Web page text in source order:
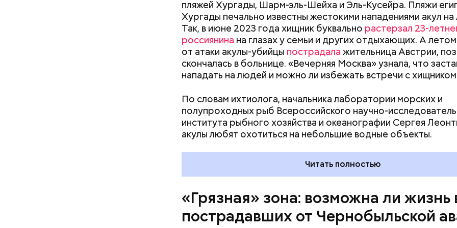
пляжей Хургады, Шарм-эль-Шейха и Эль-Кусейра. Пляжи
Хургады печально известны жестокими нападениями акул
Так, в июне 2023 года хищник буквально растерзал 23-
россиянина на глазах у семьи и других отдыхающих. А
от атаки акулы-убийцы пострадала жительница Австрии,
скончалась в больнице. «Вечерняя Москва» узнала, что
нападать на людей и можно ли избежать встречи с
По словам ихтиолога, начальника лаборатории морских и
полупроходных рыб Всероссийского научно-
института рыбного хозяйства и океанографии Сергея
акулы любят охотиться на небольшие водные объекты.
Читать полностью
«Грязная» зона: возможна ли жизнь
пострадавших от Чернобыльской
Так как расстояния большие, экскурсионные группы
первые 15 километров на автобусе. Проезжают вглубь леса,
пробираясь по одичавшим местам, где начинается самая
зона.
Каждый год — в зависимости от того, какие события
мире, — ученые, нобелевские лауреаты и специалисты по
безопасности из экспертного совета «Бюллетеня ученых-
принимают решение о переводе стрелки. Например, в
причиной перевода на полминуты вперед послужили как
ухудшающиеся отношения между ядерными державами,
прогресса в сокращении выбросов углекислого газа, так и
национализма во всем мире и отрицание изменения климата.